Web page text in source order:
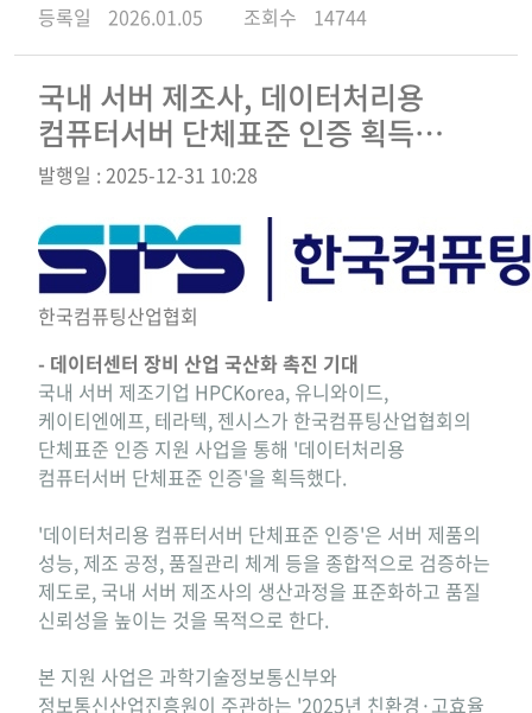
등록일
2026.01.05 조회수 14744
국내 서버 제조사, 데이터처리용
컴퓨터서버 단체표준 인증 획득…
발행일 : 2025-12-31 10:28
한국컴퓨팅산업협회
- 데이터센터 장비 산업 국산화 촉진 기대
국내 서버 제조기업 HPCKorea, 유니와이드,
케이티엔에프, 테라텍, 젠시스가 한국컴퓨팅산업협회의
단체표준 인증 지원 사업을 통해 '데이터처리용
컴퓨터서버 단체표준 인증'을 획득했다.
'데이터처리용 컴퓨터서버 단체표준 인증'은 서버 제품의
성능, 제조 공정, 품질관리 체계 등을 종합적으로 검증하는
제도로, 국내 서버 제조사의 생산과정을 표준화하고 품질
신뢰성을 높이는 것을 목적으로 한다.
본 지원 사업은 과학기술정보통신부와
정보통신산업진흥원이 주관하는 '2025년 친환경·고효율